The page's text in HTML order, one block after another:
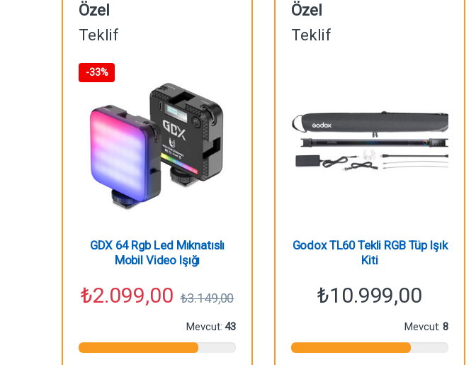
Özel
Teklif
-33%
GDX 64 Rgb Led Mıknatıslı
Mobil Video Işığı
₺2.099,00 ₺3.149,00
Mevcut:43
Özel
Teklif
Godox TL60 Tekli RGB Tüp Işık
Kiti
₺10.999,00
Mevcut:8